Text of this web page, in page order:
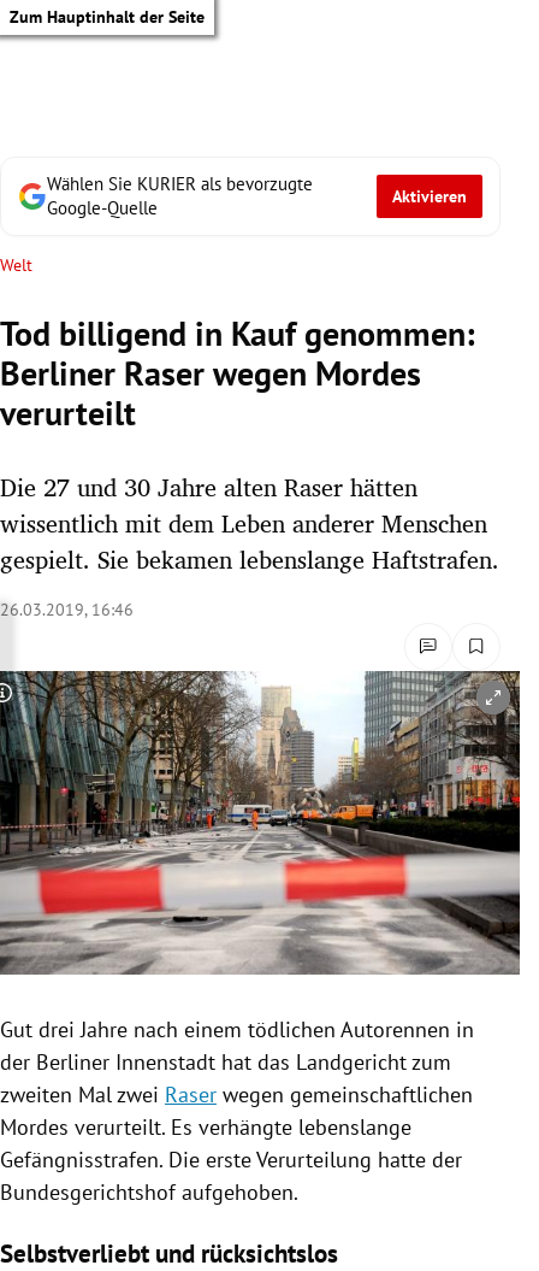
Zum Hauptinhalt der Seite
Untermenü
Untermenü
Untermenü
Untermenü
Untermenü
Untermenü
Untermenü
Untermenü
Untermenü
Wählen Sie KURIER als bevorzugte
Google-Quelle
Aktivieren
Welt
Tod billigend in Kauf genommen:
Berliner Raser wegen Mordes
verurteilt
Die 27 und 30 Jahre alten Raser hätten
wissentlich mit dem Leben anderer Menschen
gespielt. Sie bekamen lebenslange Haftstrafen.
26.03.2019, 16:46
Copyright-Hinweis öffnen/schließen
Gut drei Jahre nach einem tödlichen Autorennen in
der Berliner Innenstadt hat das Landgericht zum
zweiten Mal zwei Raser wegen gemeinschaftlichen
Mordes verurteilt. Es verhängte lebenslange
Gefängnisstrafen. Die erste Verurteilung hatte der
Bundesgerichtshofaufgehoben.
Selbstverliebt und rücksichtslos